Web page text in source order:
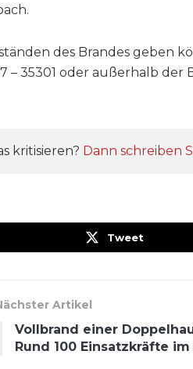
des Brandes geben
– 35301 oder außerhalb der
kritisieren? Dann schreiben
Tweet
Artikel
Vollbrand einer
Rund 100 Einsatzkräfte im